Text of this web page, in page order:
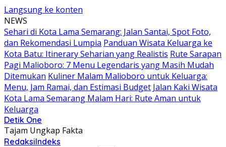
Langsung ke konten
NEWS
Sehari di Kota Lama Semarang: Jalan Santai, Spot Foto,
dan Rekomendasi Lumpia Panduan Wisata Keluarga ke
Kota Batu: Itinerary Seharian yang Realistis Rute Sarapan
Pagi Malioboro: 7 Menu Legendaris yang Masih Mudah
Ditemukan Kuliner Malam Malioboro untuk Keluarga:
Menu, Jam Ramai, dan Estimasi Budget Jalan Kaki Wisata
Kota Lama Semarang Malam Hari: Rute Aman untuk
Keluarga
Detik One
Tajam Ungkap Fakta
RedaksiIndeks